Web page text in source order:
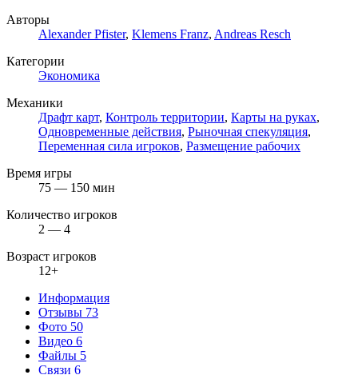
Авторы
Alexander Pfister, Klemens Franz, Andreas Resch
Категории
Экономика
Механики
Драфт карт, Контроль территории, Карты на руках,
Одновременные действия, Рыночная спекуляция,
Переменная сила игроков, Размещение рабочих
Время игры
75 — 150 мин
Количество игроков
2 — 4
Возраст игроков
12+
Информация
Отзывы 73
Фото 50
Видео 6
Файлы 5
Связи 6